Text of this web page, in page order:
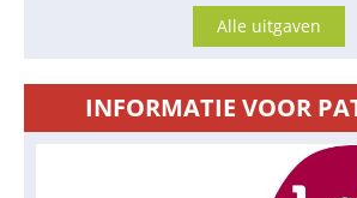
Alle uitgaven
INFORMATIE VOOR